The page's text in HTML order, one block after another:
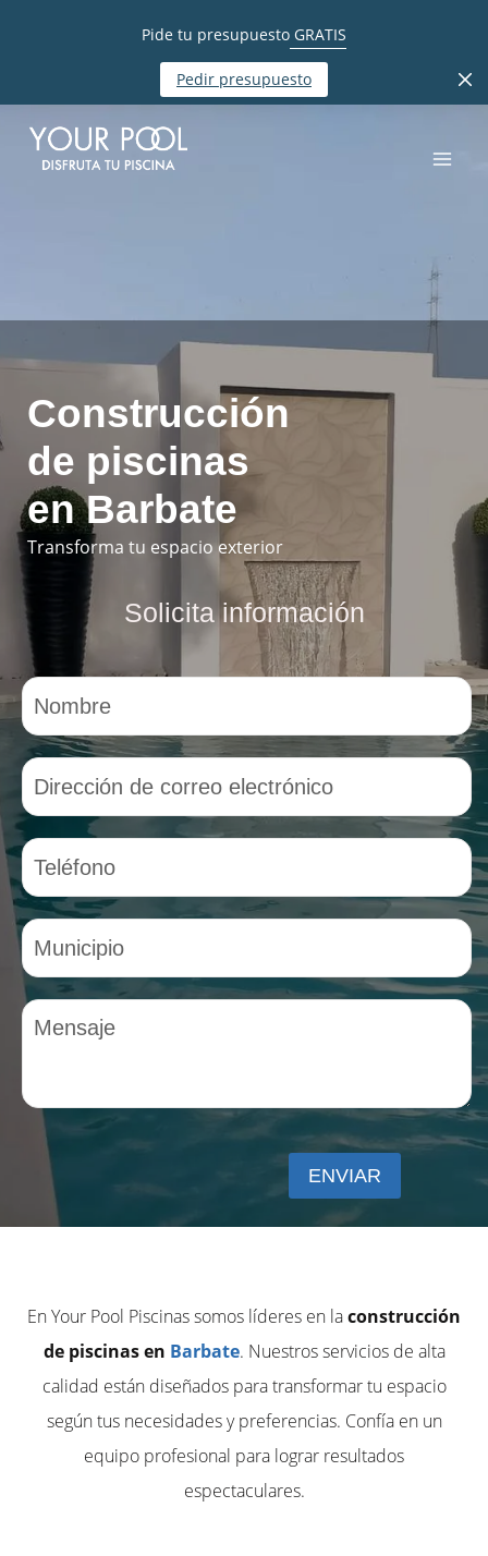
Pide tu presupuesto GRATIS
Pedir presupuesto
Construcción
de piscinas
en Barbate
Transforma tu espacio exterior
Solicita información
En Your Pool Piscinas somos líderes en laconstrucción
de piscinas en Barbate. Nuestros servicios de alta
calidad están diseñados para transformar tu espacio
según tus necesidades y preferencias. Confía en un
equipo profesional para lograr resultados
espectaculares.